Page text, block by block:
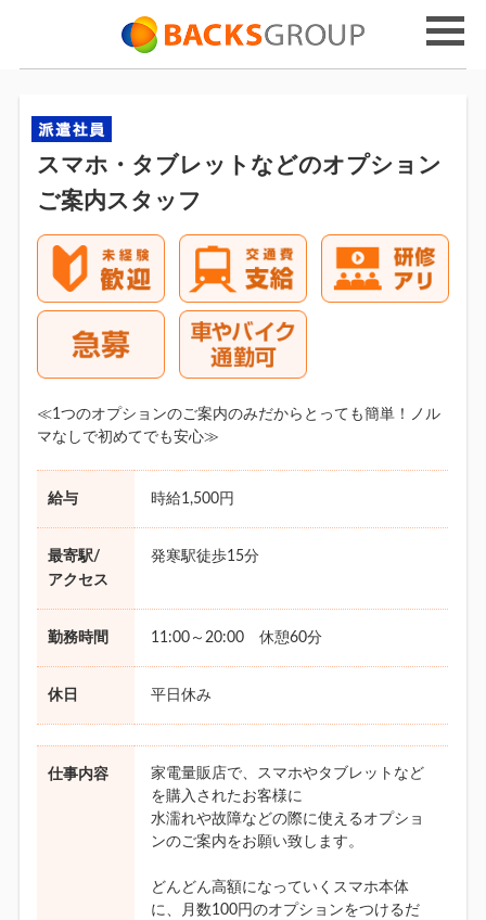
スマホ・タブレットなどのオプション
ご案内スタッフ
≪1つのオプションのご案内のみだからとっても簡単！ノル
マなしで初めてでも安心≫
給与 時給1,500円
最寄駅/
アクセス
発寒駅徒歩15分
勤務時間 11:00～20:00 休憩60分
休日 平日休み
仕事内容
家電量販店で、スマホやタブレットなど
を購入されたお客様に
水濡れや故障などの際に使えるオプショ
ンのご案内をお願い致します。
どんどん高額になっていくスマホ本体
に、月数100円のオプションをつけるだ